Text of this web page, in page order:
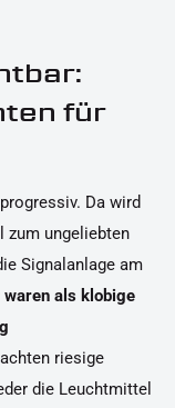
für
Da wird
zum ungeliebten
Signalanlage am
als klobige
riesige
die Leuchtmittel